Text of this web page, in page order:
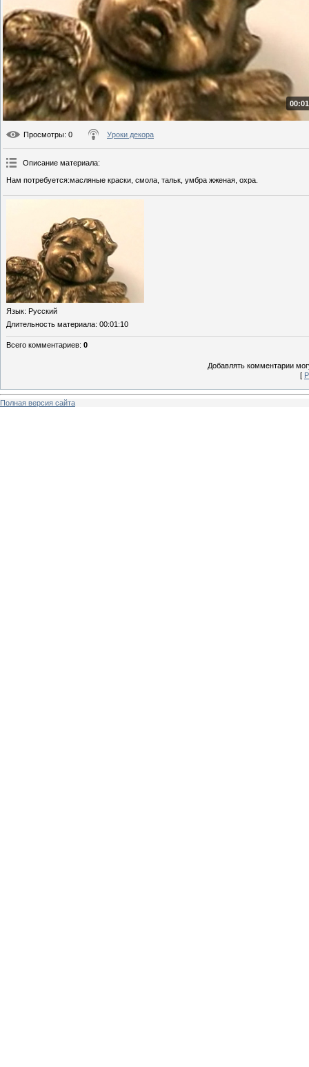
Просмотры: 0 Уроки декора
Описание материала:
Нам потребуется:масляные краски, смола, тальк, умбра жженая, охра.
Язык: Русский
Длительность материала: 00:01:10
Всего комментариев: 0
Добавлять комментарии
[
Полная версия сайта